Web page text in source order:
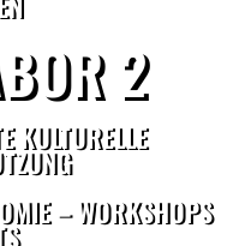
2
Z
– WORKSHOPS